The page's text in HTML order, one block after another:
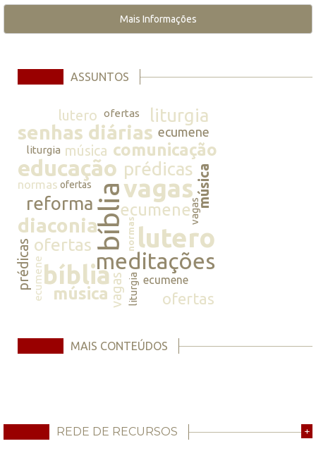
Mais Informações
ASSUNTOS
lutero ofertas liturgia
senhas diárias ecumene
liturgia música comunicação
educação prédicasmúsica
normas ofertasbíbliavagas
reforma
diaconia
ecumenevagas
prédicas ofertas normaslutero
meditações
ecumenebíblia
músicavagasliturgia ecumene
ofertas
MAIS CONTEÚDOS
REDE DE RECURSOS +